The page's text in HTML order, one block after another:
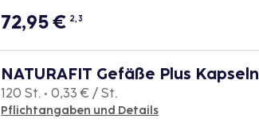
72,95€ 2, 3
NATURAFIT Gefäße Plus Kapseln
120 St. • 0,33 € / St.
Pflichtangaben und Details